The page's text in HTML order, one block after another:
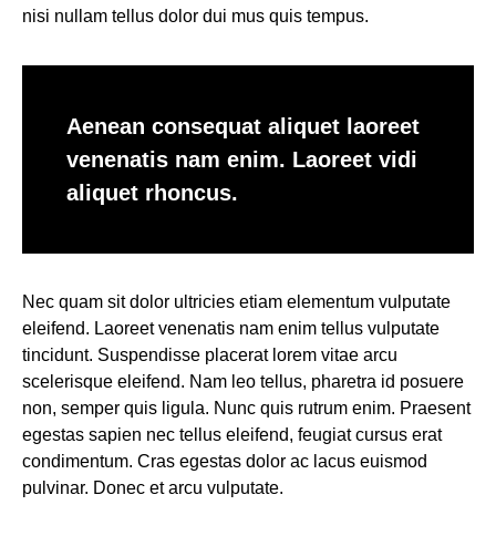
nisi nullam tellus dolor dui mus quis tempus.
Aenean consequat aliquet laoreet
venenatis nam enim. Laoreet vidi
aliquet rhoncus.
Nec quam sit dolor ultricies etiam elementum vulputate
eleifend. Laoreet venenatis nam enim tellus vulputate
tincidunt. Suspendisse placerat lorem vitae arcu
scelerisque eleifend. Nam leo tellus, pharetra id posuere
non, semper quis ligula. Nunc quis rutrum enim. Praesent
egestas sapien nec tellus eleifend, feugiat cursus erat
condimentum. Cras egestas dolor ac lacus euismod
pulvinar. Donec et arcu vulputate.